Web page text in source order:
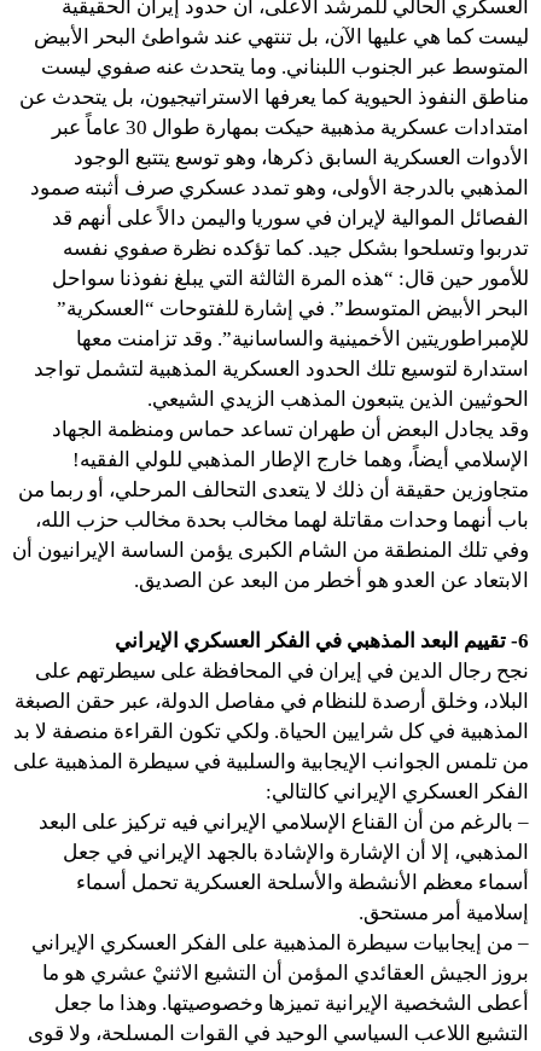
العسكري الحالي للمرشد الأعلى، أن حدود إيران الحقيقية
ليست كما هي عليها الآن، بل تنتهي عند شواطئ البحر الأبيض
المتوسط عبر الجنوب اللبناني. وما يتحدث عنه صفوي ليست
مناطق النفوذ الحيوية كما يعرفها الاستراتيجيون، بل يتحدث عن
امتدادات عسكرية مذهبية حيكت بمهارة طوال 30 عاماً عبر
الأدوات العسكرية السابق ذكرها، وهو توسع يتتبع الوجود
المذهبي بالدرجة الأولى، وهو تمدد عسكري صرف أثبته صمود
الفصائل الموالية لإيران في سوريا واليمن دالاً على أنهم قد
تدربوا وتسلحوا بشكل جيد. كما تؤكده نظرة صفوي نفسه
للأمور حين قال: “هذه المرة الثالثة التي يبلغ نفوذنا سواحل
البحر الأبيض المتوسط”. في إشارة للفتوحات “العسكرية”
للإمبراطوريتين الأخمينية والساسانية”. وقد تزامنت معها
استدارة لتوسيع تلك الحدود العسكرية المذهبية لتشمل تواجد
الحوثيين الذين يتبعون المذهب الزيدي الشيعي.
وقد يجادل البعض أن طهران تساعد حماس ومنظمة الجهاد
الإسلامي أيضاً، وهما خارج الإطار المذهبي للولي الفقيه!
متجاوزين حقيقة أن ذلك لا يتعدى التحالف المرحلي، أو ربما من
باب أنهما وحدات مقاتلة لهما مخالب بحدة مخالب حزب الله،
وفي تلك المنطقة من الشام الكبرى يؤمن الساسة الإيرانيون أن
الابتعاد عن العدو هو أخطر من البعد عن الصديق.
6- تقييم البعد المذهبي في الفكر العسكري الإيراني
نجح رجال الدين في إيران في المحافظة على سيطرتهم على
البلاد، وخلق أرصدة للنظام في مفاصل الدولة، عبر حقن الصبغة
المذهبية في كل شرايين الحياة. ولكي تكون القراءة منصفة لا بد
من تلمس الجوانب الإيجابية والسلبية في سيطرة المذهبية على
الفكر العسكري الإيراني كالتالي:
– بالرغم من أن القناع الإسلامي الإيراني فيه تركيز على البعد
المذهبي، إلا أن الإشارة والإشادة بالجهد الإيراني في جعل
أسماء معظم الأنشطة والأسلحة العسكرية تحمل أسماء
إسلامية أمر مستحق.
– من إيجابيات سيطرة المذهبية على الفكر العسكري الإيراني
بروز الجيش العقائدي المؤمن أن التشيع الاثنيْ عشري هو ما
أعطى الشخصية الإيرانية تميزها وخصوصيتها. وهذا ما جعل
التشيع اللاعب السياسي الوحيد في القوات المسلحة، ولا قوى